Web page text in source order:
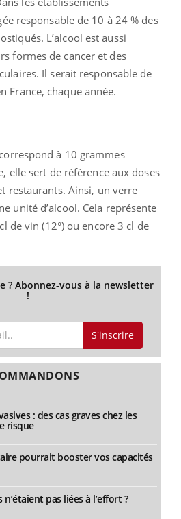
responsable de 10 à 24 % des
L’alcool est aussi
formes de cancer et des
Il serait responsable de
France, chaque année.
à 10 grammes
elle sert de référence aux doses
restaurants. Ainsi, un verre
unité d’alcool. Cela représente
de vin (12°) ou encore 3 cl de
? Abonnez-vous à la newsletter
!
S'inscrire
: des cas graves chez les
risque
pourrait booster vos capacités
pas liées à l’effort ?